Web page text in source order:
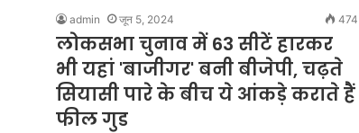
admin जून 5, 2024 474
लोकसभा चुनाव में 63 सीटें हारकर
भी यहां 'बाजीगर' बनी बीजेपी, चढ़ते
सियासी पारे के बीच ये आंकड़े कराते हैं
फील गुड